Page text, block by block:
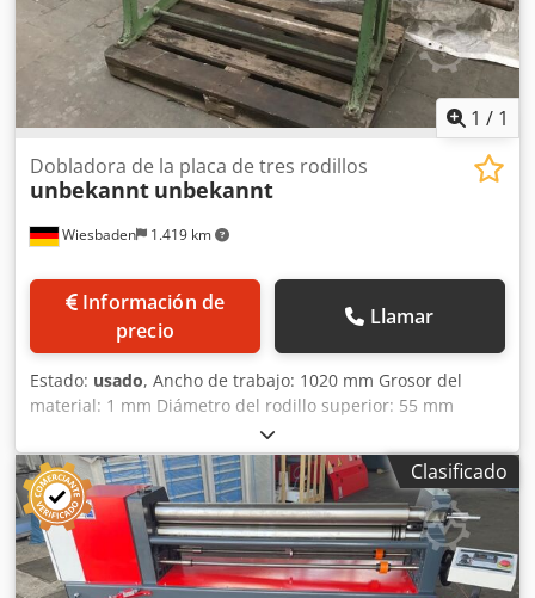
1 / 1
Wiesbaden 1.419 km
Dobladora de la placa de tres rodillos
unbekannt unbekannt
Información de
precio
Llamar
Estado: usado, Ancho de trabajo: 1020 mm Grosor del
material: 1 mm Diámetro del rodillo superior: 55 mm
Cjdpfxoda I Its Ab Rsrf Diámetro del rodillo inferior: 55 mm
Espacio requerido: 1370 x 570 x 1100 mm
Clasificado